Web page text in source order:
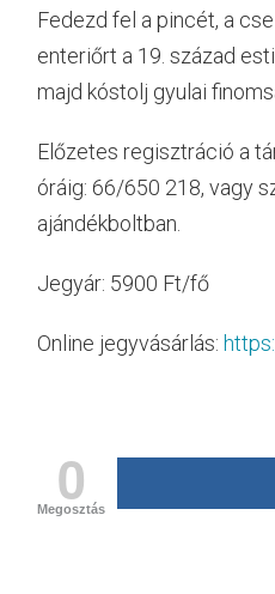
Fedezd fel a pincét, a
enteriőrt a 19. század
majd kóstolj gyulai
Előzetes regisztráció a
óráig: 66/650 218, vagy
ajándékboltban.
Jegyár: 5900 Ft/fő
Online jegyvásárlás:
0
Megosztás